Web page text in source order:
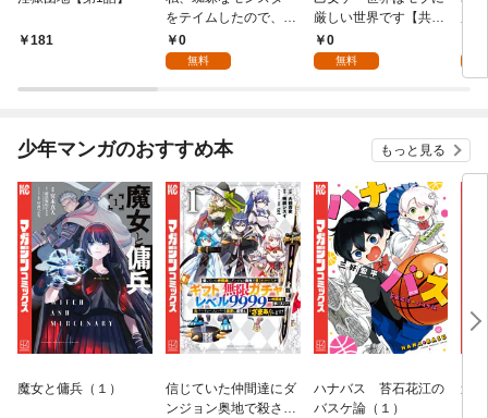
181
をテイムしたので、ス
パイダーシルクで裁縫
を頑張ります！【分冊
0
無料
厳しい世界です【共和
国編】【分冊版】 1
0
無料
少年マンガのおすすめ本 もっと見る
魔女と傭兵（１）
信じていた仲間達にダ
ンジョン奥地で殺され
ハナバス 苔石花江の
バスケ論（１）
追